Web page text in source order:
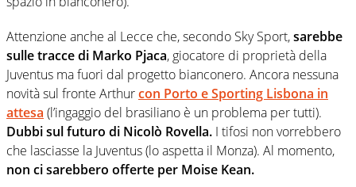
Attenzione anche al Lecce che, secondo Sky Sport,sarebbe
sulle tracce di Marko Pjaca, giocatore di proprietà della
Juventus ma fuori dal progetto bianconero. Ancora nessuna
novità sul fronte Arthurcon Porto e Sporting Lisbona in
attesa (l’ingaggio del brasiliano è un problema per tutti).
Dubbi sul futuro di Nicolò Rovella. I tifosi non vorrebbero
che lasciasse la Juventus (lo aspetta il Monza). Al momento,
non ci sarebbero offerte per Moise Kean.